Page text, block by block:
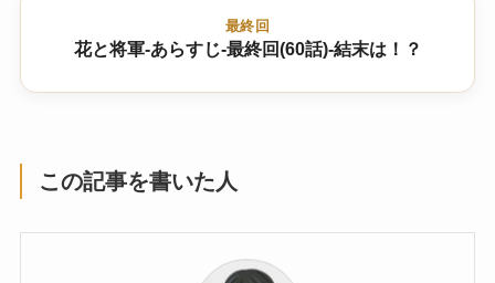
最終回
花と将軍-あらすじ-最終回(60話)-結末は！？
この記事を書いた人